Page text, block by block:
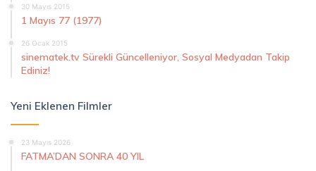
30 Mayıs 2015
1 Mayıs 77 (1977)
26 Ocak 2015
sinematek.tv Sürekli Güncelleniyor, Sosyal Medyadan Takip
Ediniz!
Yeni Eklenen Filmler
23 Mayıs 2026
FATMA’DAN SONRA 40 YIL